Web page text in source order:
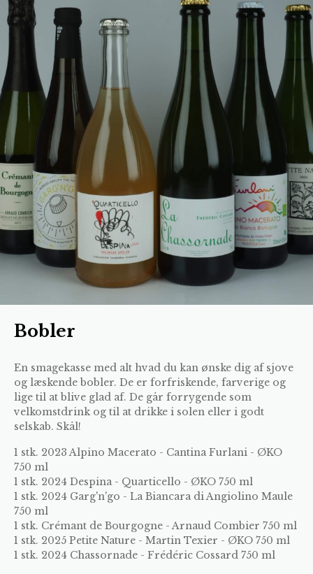
Bobler
En smagekasse med alt hvad du kan ønske dig af sjove
og læskende bobler. De er forfriskende, farverige og
lige til at blive glad af. De går forrygende som
velkomstdrink og til at drikke i solen eller i godt
selskab. Skål!
1 stk. 2023 Alpino Macerato - Cantina Furlani - ØKO
750 ml
1 stk. 2024 Despina - Quarticello - ØKO 750 ml
1 stk. 2024 Garg'n'go - La Biancara di Angiolino Maule
750 ml
1 stk. Crémant de Bourgogne - Arnaud Combier 750 ml
1 stk. 2025 Petite Nature - Martin Texier - ØKO 750 ml
1 stk. 2024 Chassornade - Frédéric Cossard 750 ml